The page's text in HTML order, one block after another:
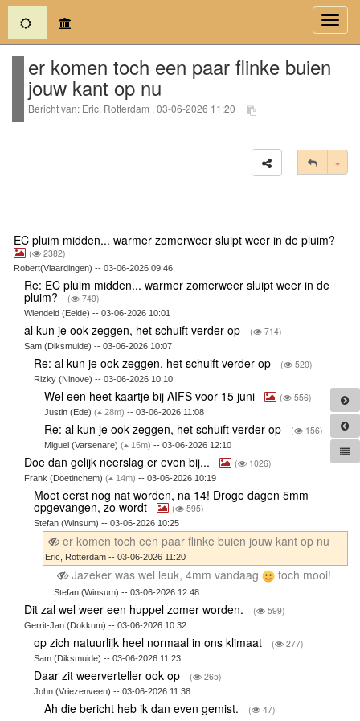
(current)
er komen toch een paar flinke buien
jouw kant op nu
Bericht van: Eric, Rotterdam , 03-06-2026 11:20
EC pluim midden... warmer zomerweer sluipt weer in de pluim?
( 2382)
Robert(Vlaardingen) -- 03-06-2026 09:46
Re: EC pluim midden... warmer zomerweer sluipt weer in de
pluim? ( 749)
Wiendeld (Eelde) -- 03-06-2026 10:01
al kun je ook zeggen, het schuift verder op ( 714)
Sam (Diksmuide) -- 03-06-2026 10:07
Re: al kun je ook zeggen, het schuift verder op ( 520)
Rizky (Ninove) -- 03-06-2026 10:10
Wel een heet kaartje bij AIFS voor 15 juni ( 556)
Justin (Ede) ( 28m) -- 03-06-2026 11:08
Re: al kun je ook zeggen, het schuift verder op ( 156)
Miguel (Varsenare) ( 15m) -- 03-06-2026 12:10
Doe dan gelijk neerslag er even bij... ( 1026)
Frank (Doetinchem) ( 14m) -- 03-06-2026 10:19
Moet eerst nog nat worden, na 14! Droge dagen 5mm
opgevangen, zo wordt ( 595)
Stefan (Winsum) -- 03-06-2026 10:25
er komen toch een paar flinke buien jouw kant op nu
Eric, Rotterdam -- 03-06-2026 11:20
Jazeker was wel leuk, 4mm vandaag toch mooi!
Stefan (Winsum) -- 03-06-2026 12:48
Dit zal wel weer een huppel zomer worden. ( 599)
Gerrit-Jan (Dokkum) -- 03-06-2026 10:32
op zich natuurlijk heel normaal in ons klimaat ( 277)
Sam (Diksmuide) -- 03-06-2026 11:23
Daar zit weerverteller ook op ( 265)
John (Vriezenveen) -- 03-06-2026 11:38
Ah die bericht heb ik dan even gemist. ( 47)